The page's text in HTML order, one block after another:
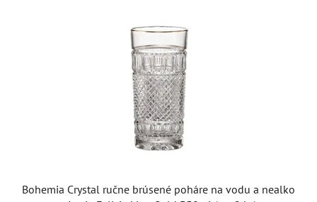
Bohemia Crystal ručne brúsené poháre na vodu a nealko